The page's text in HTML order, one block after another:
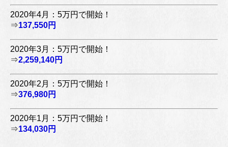
2020年4月：5万円で開始！
⇒137,550円
2020年3月：5万円で開始！
⇒2,259,140円
2020年2月：5万円で開始！
⇒376,980円
2020年1月：5万円で開始！
⇒134,030円